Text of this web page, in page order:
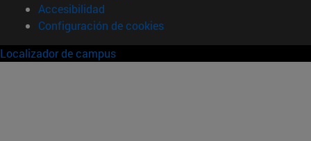
Accesibilidad
Configuración de cookies
Localizador de campus